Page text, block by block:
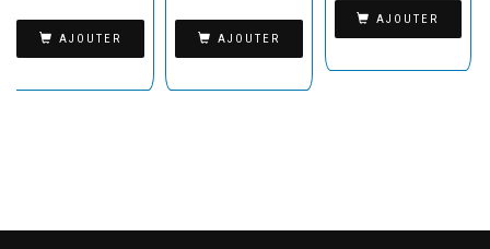
AJOUTER AJOUTER
AJOUTER